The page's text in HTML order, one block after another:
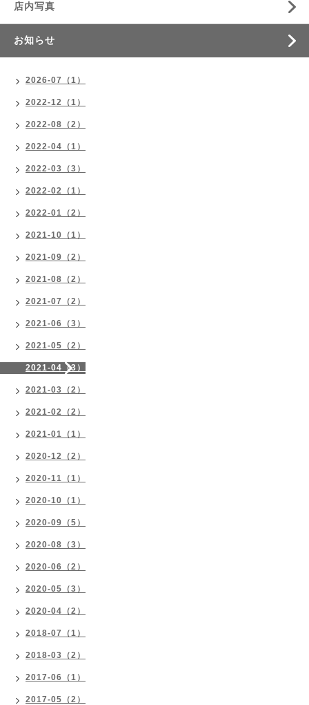
店内写真
お知らせ
2026-07（1）
2022-12（1）
2022-08（2）
2022-04（1）
2022-03（3）
2022-02（1）
2022-01（2）
2021-10（1）
2021-09（2）
2021-08（2）
2021-07（2）
2021-06（3）
2021-05（2）
2021-04（3）
2021-03（2）
2021-02（2）
2021-01（1）
2020-12（2）
2020-11（1）
2020-10（1）
2020-09（5）
2020-08（3）
2020-06（2）
2020-05（3）
2020-04（2）
2018-07（1）
2018-03（2）
2017-06（1）
2017-05（2）